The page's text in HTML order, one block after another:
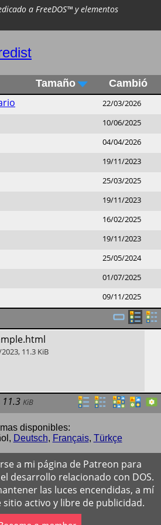
a FreeDOS™ y elementos
Tamaño Cambió
22/03/2026
10/06/2025
04/04/2026
19/11/2023
25/03/2025
19/11/2023
16/02/2025
19/11/2023
25/05/2024
01/07/2025
09/11/2025
, 11.3 KiB
11.3 KiB
disponibles:
, Deutsch, Français, Türkçe
a mi página de Patreon para
desarrollo relacionado con DOS.
las luces encendidas, a mí
activo y libre de publicidad.